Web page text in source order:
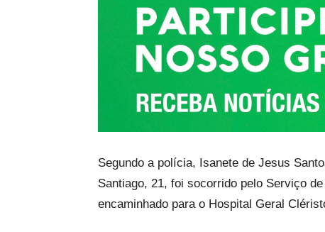
Segundo a polícia, Isanete de Jesus
Santiago, 21, foi socorrido pelo Serviço
encaminhado para o Hospital Geral